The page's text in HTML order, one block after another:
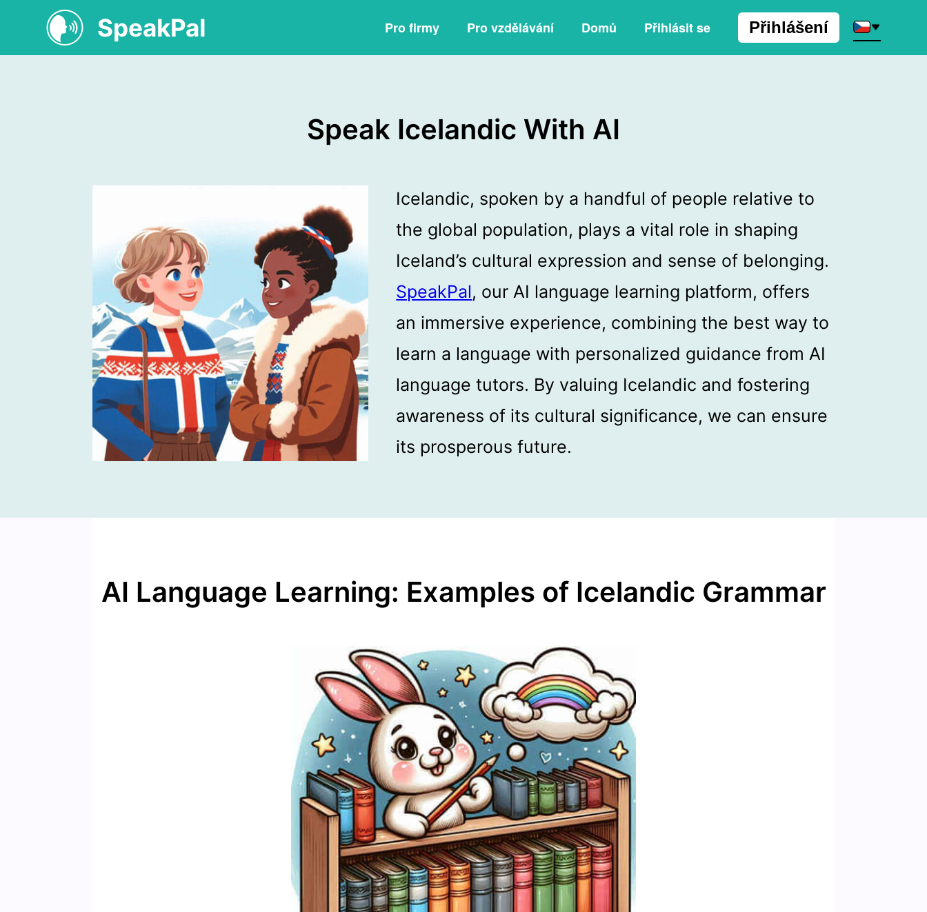
SpeakPal Pro firmy Pro vzdělávání Domů Přihlásit se Přihlášení
Speak Icelandic With AI
Icelandic, spoken by a handful of people relative to
the global population, plays a vital role in shaping
Iceland’s cultural expression and sense of belonging.
SpeakPal, our AI language learning platform, offers
an immersive experience, combining the best way to
learn a language with personalized guidance from AI
language tutors. By valuing Icelandic and fostering
awareness of its cultural significance, we can ensure
its prosperous future.
AI Language Learning: Examples of Icelandic Grammar